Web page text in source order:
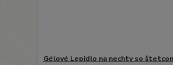
Gélové Lepidlo na nechty so